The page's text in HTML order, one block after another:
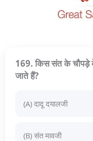
169. किस संत के चौपड़े
जाते हैं?
(A) दादू दयालजी
(B) संत मावजी